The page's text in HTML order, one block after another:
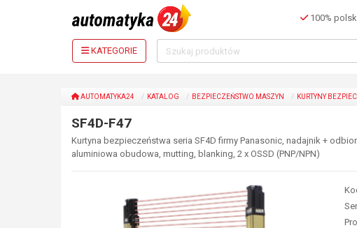
100%
KATEGORIE
AUTOMATYKA24 KATALOG BEZPIECZEŃSTWO MASZYN KURTYNY
SF4D-F47
Kurtyna bezpieczeństwa seria SF4D firmy Panasonic, nadajnik +
aluminiowa obudowa, mutting, blanking, 2 x OSSD (PNP/NPN)